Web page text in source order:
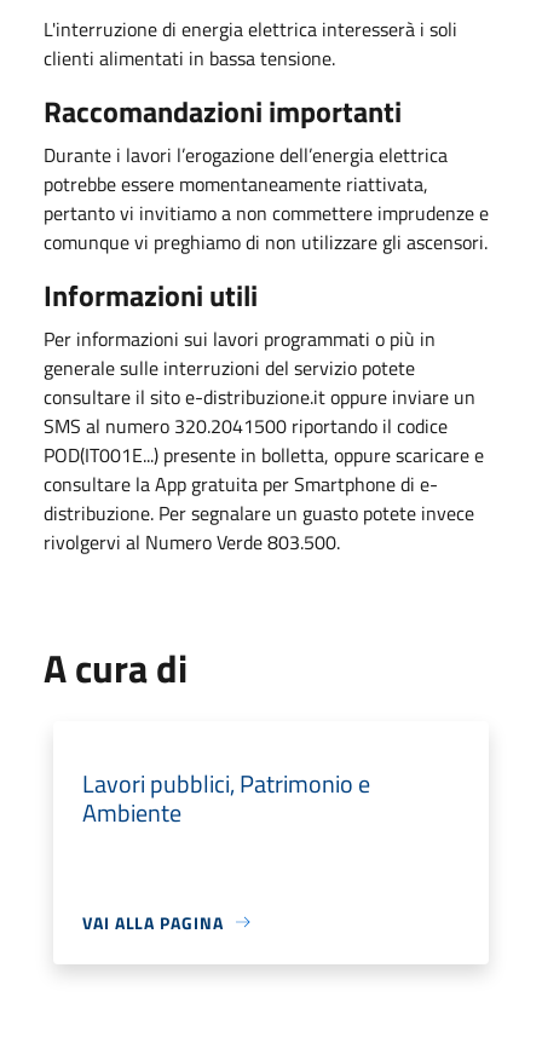
L'interruzione di energia elettrica interesserà i soli
clienti alimentati in bassa tensione.
Raccomandazioni importanti
Durante i lavori l’erogazione dell’energia elettrica
potrebbe essere momentaneamente riattivata,
pertanto vi invitiamo a non commettere imprudenze e
comunque vi preghiamo di non utilizzare gli ascensori.
Informazioni utili
Per informazioni sui lavori programmati o più in
generale sulle interruzioni del servizio potete
consultare il sito e-distribuzione.it oppure inviare un
SMS al numero 320.2041500 riportando il codice
POD(IT001E...) presente in bolletta, oppure scaricare e
consultare la App gratuita per Smartphone di e-
distribuzione. Per segnalare un guasto potete invece
rivolgervi al Numero Verde 803.500.
A cura di
Lavori pubblici, Patrimonio e
Ambiente
VAI ALLA PAGINA